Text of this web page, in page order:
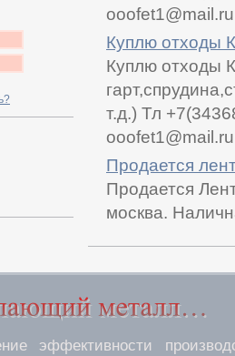
Куплю отходы
Куплю отходы
т.д.) Тл
Продается
Продается
москва.
эффективности